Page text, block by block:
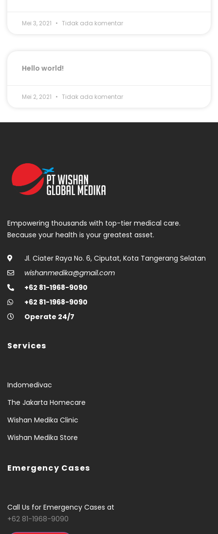
Mei 3, 2021 Tidak ada komentar
Hello world!
Mei 2, 2021 Tidak ada komentar
Empowering thousands with top-tier medical care.
Because your health is your greatest asset.
Jl. Ciater Raya No. 6, Ciputat, Kota Tangerang Selatan
wishanmedika@gmail.com
+62 81-1968-9090
+62 81-1968-9090
Operate 24/7
Services
Indomedivac
The Jakarta Homecare
Wishan Medika Clinic
Wishan Medika Store
Emergency Cases
Call Us for Emergency Cases at
+62 81-1968-9090